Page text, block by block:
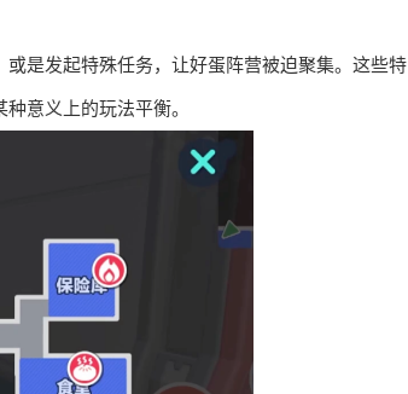
是发起特殊任务，让好蛋阵营被迫聚集。这些特
意义上的玩法平衡。